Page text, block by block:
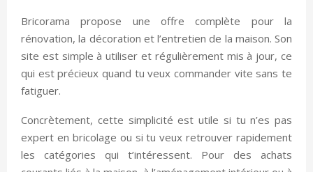
Bricorama propose une offre complète pour la
rénovation, la décoration et l’entretien de la maison. Son
site est simple à utiliser et régulièrement mis à jour, ce
qui est précieux quand tu veux commander vite sans te
fatiguer.
Concrètement, cette simplicité est utile si tu n’es pas
expert en bricolage ou si tu veux retrouver rapidement
les catégories qui t’intéressent. Pour des achats